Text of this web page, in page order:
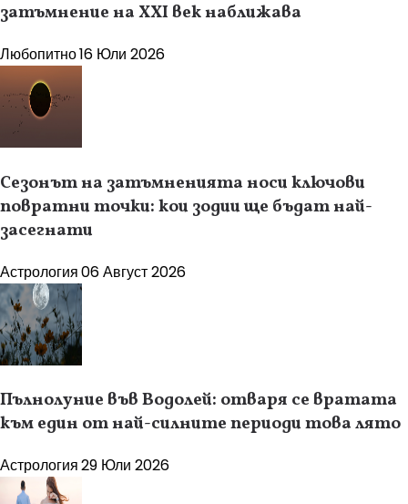
затъмнение на XXI век наближава
Любопитно16 Юли 2026
Сезонът на затъмненията носи ключови
повратни точки: кои зодии ще бъдат най-
засегнати
Астрология06 Август 2026
Пълнолуние във Водолей: отваря се вратата
към един от най-силните периоди това лято
Астрология29 Юли 2026